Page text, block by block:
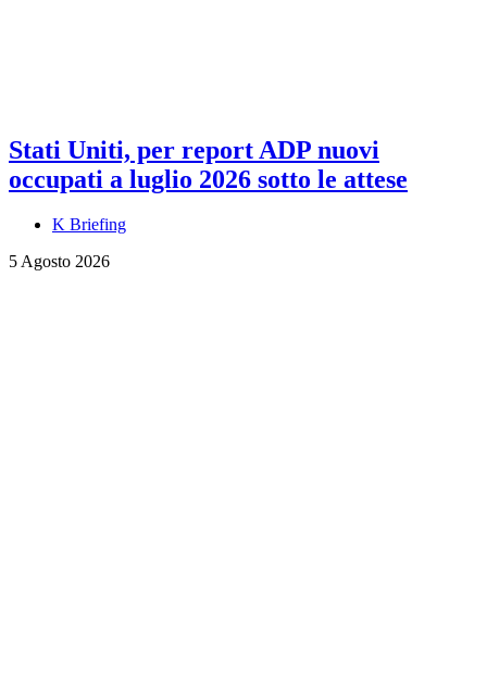
Stati Uniti, per report ADP nuovi
occupati a luglio 2026 sotto le attese
K Briefing
5 Agosto 2026